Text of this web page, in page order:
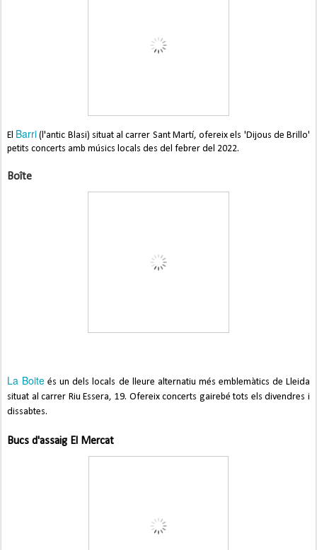
El Barri (l'antic Blasi) situat al carrer Sant Martí, ofereix els 'Dijous de Brillo'
petits concerts amb músics locals des del febrer del 2022.
Boîte
La Boite és un dels locals de lleure alternatiu més emblemàtics de Lleida
situat al carrer Riu Essera, 19. Ofereix concerts gairebé tots els divendres i
dissabtes.
Bucs d'assaig El Mercat